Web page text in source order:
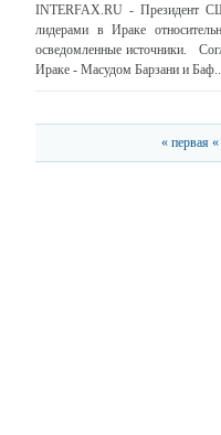
INTERFAX.RU - Президент
лидерами в Ираке
осведомленные источники.
Ираке - Масудом Барзани и
« первая